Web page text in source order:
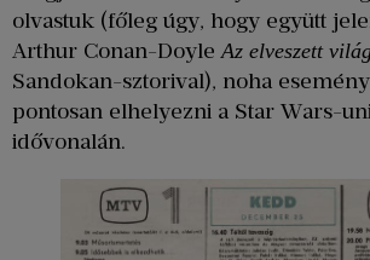
olvastuk (főleg úgy, hogy együtt
Arthur Conan-DoyleAz elveszett
Sandokan-sztorival), noha
pontosan elhelyezni a Star Wars-
idővonalán.